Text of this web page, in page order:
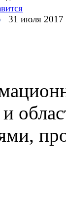
31 июля